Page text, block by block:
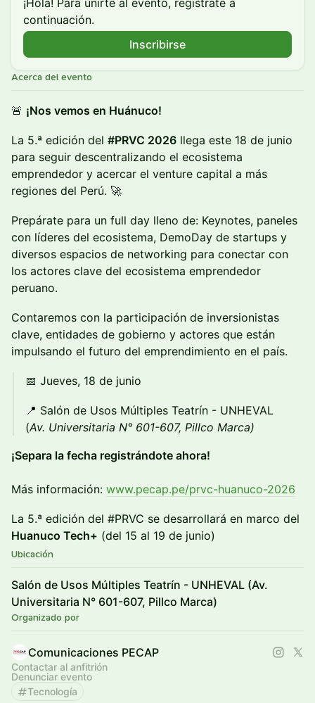
¡Hola! Para unirte al evento, regístrate a
continuación.
Inscribirse
Acerca del evento
🚨 ¡Nos vemos en Huánuco!
La 5.ª edición del #PRVC 2026 llega este 18 de junio
para seguir descentralizando el ecosistema
emprendedor y acercar el venture capital a más
regiones del Perú. 🚀
Prepárate para un full day lleno de: Keynotes, paneles
con líderes del ecosistema, DemoDay de startups y
diversos espacios de networking para conectar con
los actores clave del ecosistema emprendedor
peruano.
Contaremos con la participación de inversionistas
clave, entidades de gobierno y actores que están
impulsando el futuro del emprendimiento en el país.
📅 Jueves, 18 de junio
📍 Salón de Usos Múltiples Teatrín - UNHEVAL
(Av. Universitaria N° 601-607, Pillco Marca)
¡Separa la fecha registrándote ahora!
Más información: www.pecap.pe/prvc-huanuco-2026
La 5.ª edición del #PRVC se desarrollará en marco del
Huanuco Tech+ (del 15 al 19 de junio)
Ubicación
Salón de Usos Múltiples Teatrín - UNHEVAL (Av.
Universitaria N° 601-607, Pillco Marca)
Organizado por
Comunicaciones PECAP
Contactar al anfitrión
Denunciar evento
Tecnología